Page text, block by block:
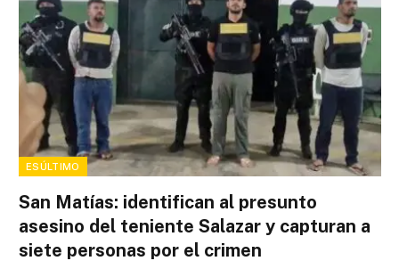
ESÚLTIMO
San Matías: identifican al presunto
asesino del teniente Salazar y capturan a
siete personas por el crimen